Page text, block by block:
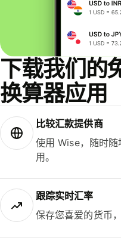
下载我们的
换算器应用
比较汇款提供商
使用 Wise，随时随
用。
跟踪实时汇率
保存您喜爱的货币